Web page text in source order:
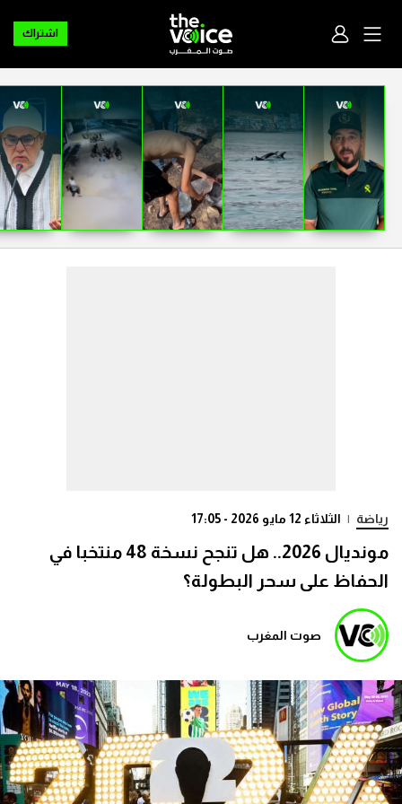
اشتراك
رياضة | الثلاثاء 12 مايو 2026 - 17:05
مونديال 2026.. هل تنجح نسخة 48 منتخبا في
الحفاظ على سحر البطولة؟
صوت المغرب